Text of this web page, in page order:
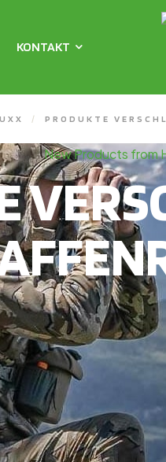
KONTAKT
/ PRODUKTE
New Products from